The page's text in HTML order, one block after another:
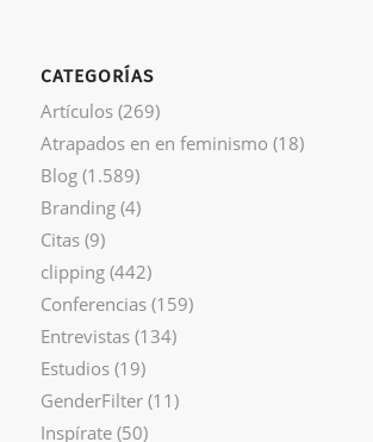
CATEGORÍAS
Artículos(269)
Atrapados en en feminismo (18)
Blog(1.589)
Branding(4)
Citas(9)
clipping(442)
Conferencias(159)
Entrevistas(134)
Estudios(19)
GenderFilter(11)
Inspírate(50)